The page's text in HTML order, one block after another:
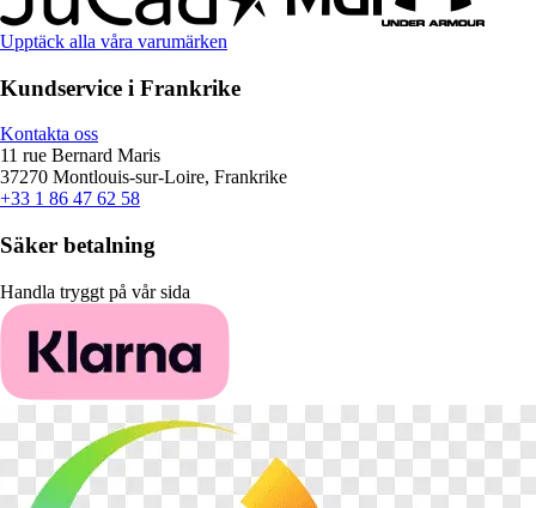
Upptäck alla våra varumärken
Kundservice i Frankrike
Kontakta oss
11 rue Bernard Maris
37270 Montlouis-sur-Loire, Frankrike
+33 1 86 47 62 58
Säker betalning
Handla tryggt på vår sida